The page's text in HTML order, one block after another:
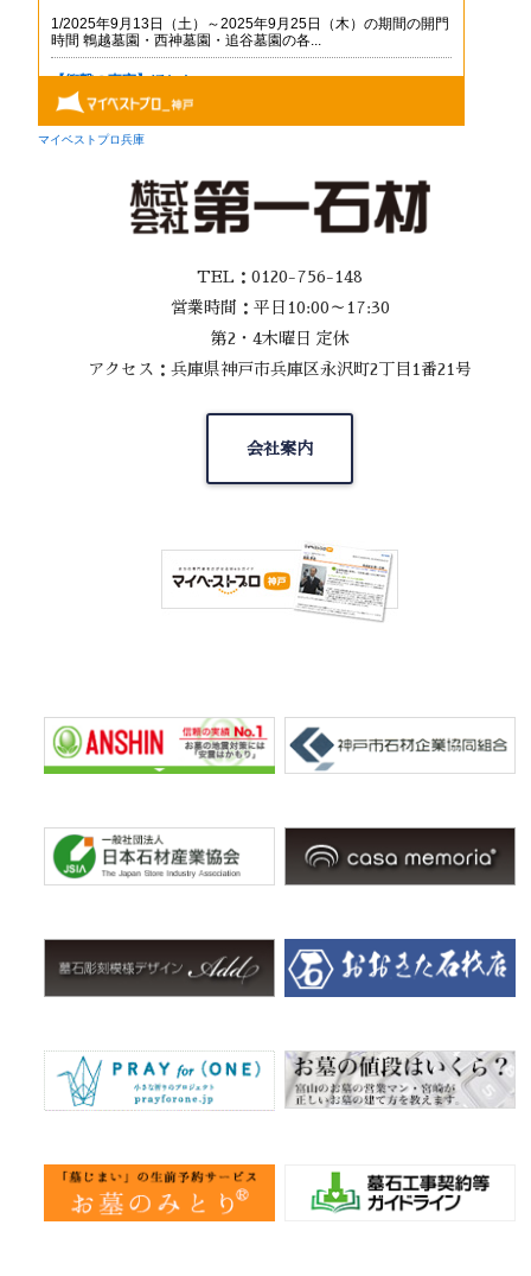
TEL：0120-756-148
営業時間：平日10:00～17:30
第2・4木曜日 定休
アクセス：兵庫県神戸市兵庫区永沢町2丁目1番21号
会社案内